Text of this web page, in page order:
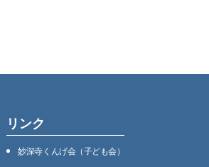
リンク
妙深寺くんげ会（⼦ども会）